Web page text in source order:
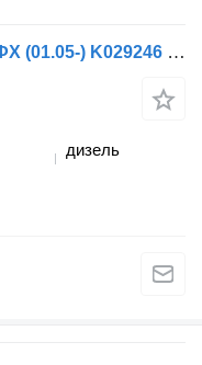
Модулятор EBS Knorr-Bremse ФХ (01.05-) K029246 для грузовика Volvo FH12, FH16, NH12, FH, VNL780 (1993-2014)
дизель